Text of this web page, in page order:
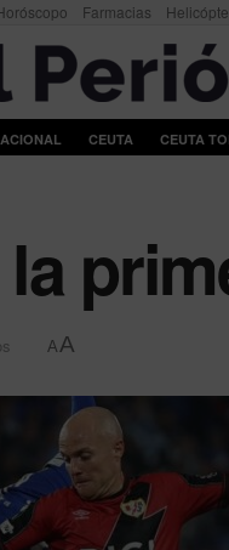
Farmacias
CEUTA CEUTA
AA